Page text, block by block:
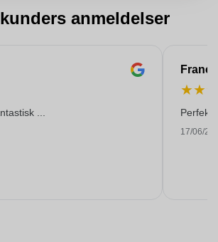
anmeldelser
...
★★
17/06/